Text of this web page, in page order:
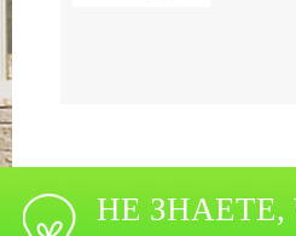
НЕ ЗНАЕТЕ,